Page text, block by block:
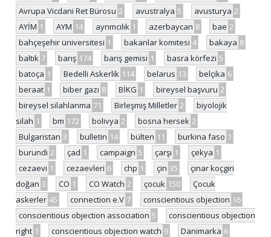
Avrupa Vicdani Ret Bürosu 2 avustralya 5 avusturya 2
AYİM 1 AYM 14 ayrımcılık 1 azerbaycan 8 bae 2
bahçeşehir üniversitesi 1 bakanlar komitesi 4 bakaya 8
baltık 7 barış 174 barış gemisi 1 basra körfezi 5
batoça 1 Bedelli Askerlik 114 belarus 13 belçika 6
beraat 1 biber gazı 8 BİKG 1 bireysel başvuru 2
bireysel silahlanma 71 Birleşmiş Milletler 2
biyolojik
silah 1 bm 172 bolivya 2 bosna hersek 2
Bulgaristan 3 bulletin 14 bülten 11 burkina faso 1
burundi 2 çad 1 campaign 5 çarşı 1 çekya 1
cezaevi 1 cezaevleri 6 chp 1 çin 35
çınar koçgiri
doğan 3 CO 1 CO Watch 2 çocuk 150
Çocuk
askerler 45 connection e.V 7 conscientious objection 16
conscientious objection association 5
conscientious objection
right 1 conscientious objection watch 9 Danimarka 6